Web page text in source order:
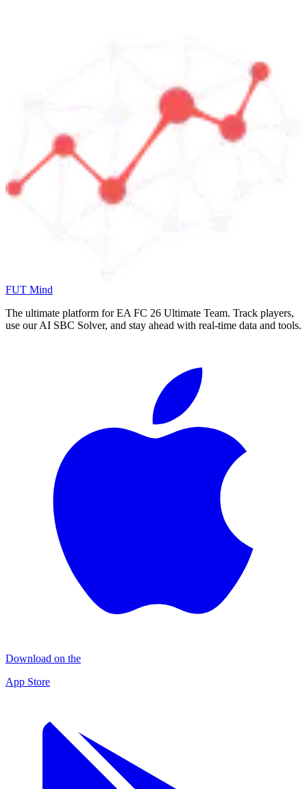
FUT Mind
The ultimate platform for EA FC 26 Ultimate Team. Track players,
use our AI SBC Solver, and stay ahead with real-time data and tools.
Download on the
App Store